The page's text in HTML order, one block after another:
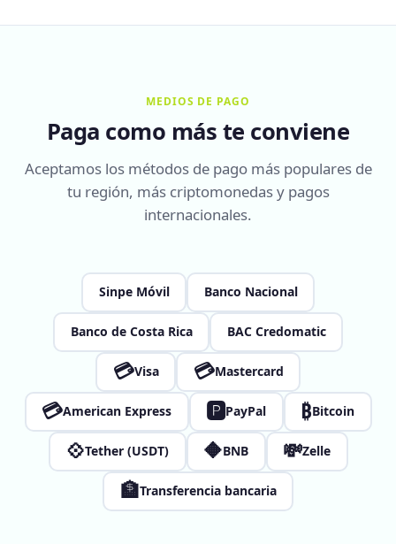
MEDIOS DE PAGO
Paga como más te conviene
Aceptamos los métodos de pago más populares de
tu región, más criptomonedas y pagos
internacionales.
Sinpe Móvil Banco Nacional
Banco de Costa Rica BAC Credomatic
💳Visa 💳Mastercard
💳American Express 🅿PayPal ₿Bitcoin
💠Tether (USDT) 🔶BNB 💸Zelle
🏦Transferencia bancaria